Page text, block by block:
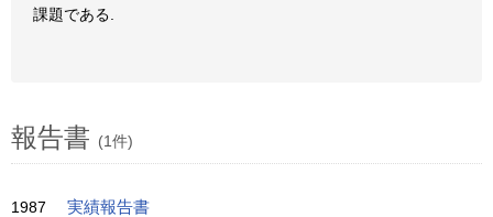
課題である.
報告書 (1件)
1987 実績報告書